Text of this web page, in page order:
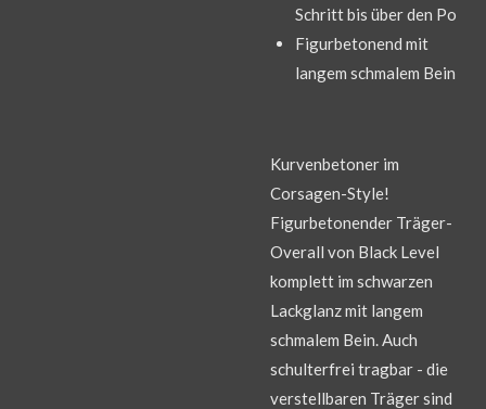
Schritt bis über den Po
Figurbetonend mit
langem schmalem Bein
Kurvenbetoner im
Corsagen-Style!
Figurbetonender Träger-
Overall von Black Level
komplett im schwarzen
Lackglanz mit langem
schmalem Bein. Auch
schulterfrei tragbar - die
verstellbaren Träger sind